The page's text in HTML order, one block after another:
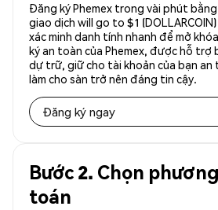
Đăng ký Phemex trong vài phút
giao dịch will go to $1
xác minh danh tính nhanh để mở
ký an toàn của Phemex, được hỗ trợ
dự trữ, giữ cho tài khoản của bạn
làm cho sàn trở nên đáng tin cậy.
Đăng ký ngay
Bước 2. Chọn
toán